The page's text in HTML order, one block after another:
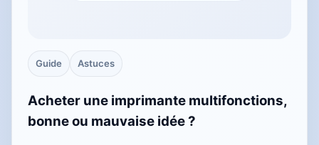
Guide Astuces
Acheter une imprimante multifonctions,
bonne ou mauvaise idée ?